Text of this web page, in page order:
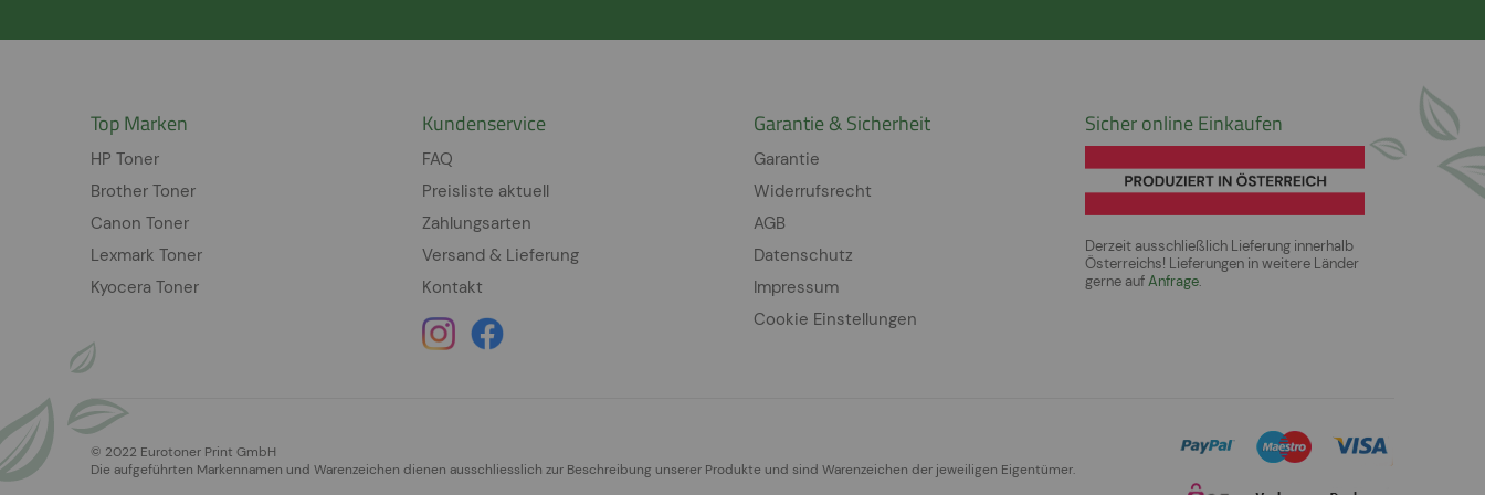
Top Marken
HP Toner
Brother Toner
Canon Toner
Lexmark Toner
Kyocera Toner
Kundenservice
FAQ
Preisliste aktuell
Zahlungsarten
Versand & Lieferung
Kontakt
Garantie & Sicherheit
Garantie
Widerrufsrecht
AGB
Datenschutz
Impressum
Cookie Einstellungen
Sicher online Einkaufen
Derzeit ausschließlich Lieferung innerhalb
Österreichs! Lieferungen in weitere Länder
gerne aufAnfrage.
© 2022 Eurotoner Print GmbH
Die aufgeführten Markennamen und Warenzeichen dienen ausschliesslich zur Beschreibung unserer Produkte und sind Warenzeichen der jeweiligen Eigentümer.